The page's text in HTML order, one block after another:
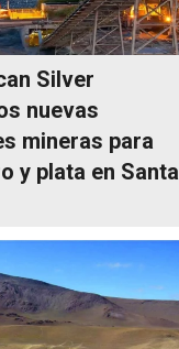
Silver
nuevas
mineras para
y plata en Santa